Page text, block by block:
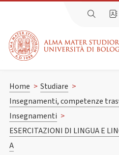
Home > Studiare >
Insegnamenti, competenze
Insegnamenti >
ESERCITAZIONI DI LINGUA E
A